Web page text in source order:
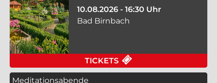
10.08.2026 - 16:30 Uhr
Bad Birnbach
TICKETS
Meditationsabende